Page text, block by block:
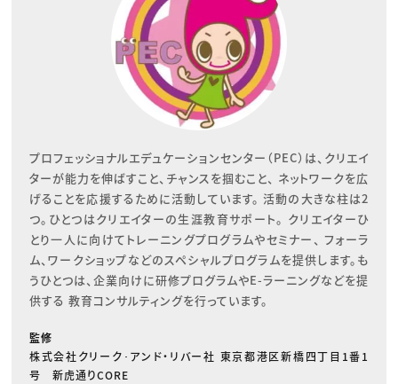
プロフェッショナルエデュケーションセンター（PEC）は、クリエイ
ターが能力を伸ばすこと、チャンスを掴むこと、 ネットワークを広
げることを応援するために活動しています。 活動の大きな柱は2
つ。ひとつはクリエイターの生涯教育サポート。 クリエイターひ
とり一人に向けてトレーニングプログラムやセミナー、 フォーラ
ム、ワークショップなどのスペシャルプログラムを提供します。も
うひとつは、企業向けに研修プログラムやE-ラーニングなどを提
供する 教育コンサルティングを行っています。
監修
株式会社クリーク･アンド・リバー社 東京都港区新橋四丁目1番1
号 新虎通りCORE